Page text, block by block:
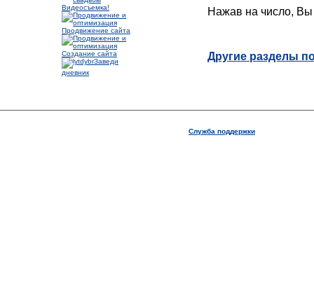
Видеосъемка!
Продвижение сайта
Создание сайта
Заведи
дневник
Нажав на число, Вы
Другие разделы
Служба поддержки